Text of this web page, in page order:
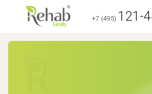
+7 (495) 121-